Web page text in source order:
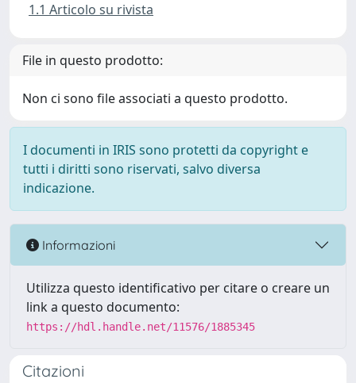
1.1 Articolo su rivista
File in questo prodotto:
Non ci sono file associati a questo prodotto.
I documenti in IRIS sono protetti da copyright e
tutti i diritti sono riservati, salvo diversa
indicazione.
Informazioni
Utilizza questo identificativo per citare o creare un
link a questo documento:
https://hdl.handle.net/11576/1885345
Citazioni